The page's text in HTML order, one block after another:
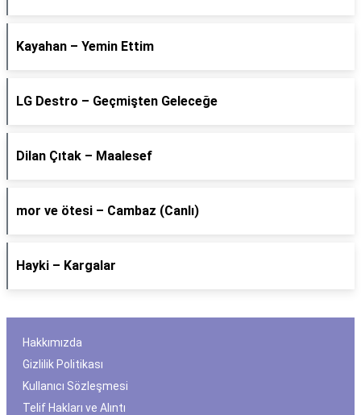
Kayahan – Yemin Ettim
LG Destro – Geçmişten Geleceğe
Dilan Çıtak – Maalesef
​mor ve ötesi – Cambaz (Canlı)
Hayki – Kargalar
Hakkımızda
Gizlilik Politikası
Kullanıcı Sözleşmesi
Telif Hakları ve Alıntı